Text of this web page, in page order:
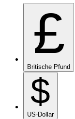
£
Britische Pfund
$
US-Dollar